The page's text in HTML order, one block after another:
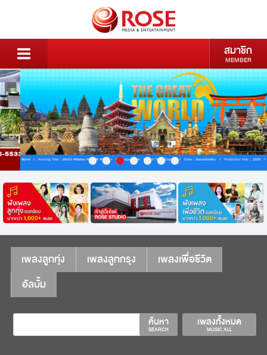
สมาชิก
MEMBER
เพลงลูกทุ่ง เพลงลูกกรุง
เพลงเพื่อชีวิต
อัลบั้ม
เพลงทั้งหมด
MUSIC ALL
ค้นหา
SEARCH